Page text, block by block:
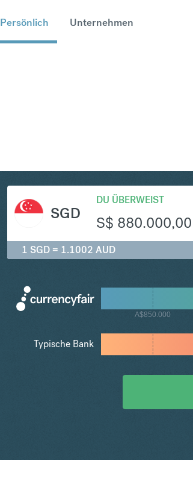
Persönlich Unternehmen
SGD
DU ÜBERWEIST
S$ 880.000,00
1 SGD = 1.1002 AUD
A$850.000
Typische Bank